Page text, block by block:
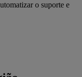
o suporte e